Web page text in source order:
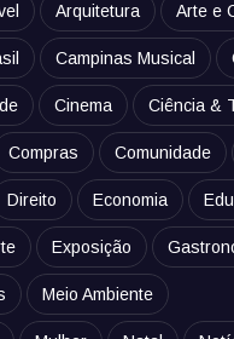
Arquitetura Arte e
Campinas Musical
Cinema Ciência &
Compras Comunidade
Direito Economia
Exposição
Meio Ambiente